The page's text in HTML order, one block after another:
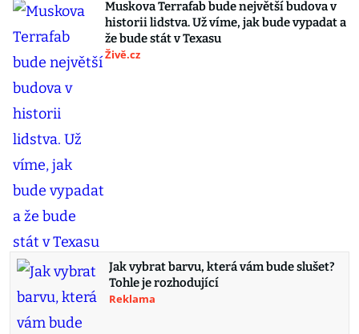
Muskova Terrafab bude největší budova v
historii lidstva. Už víme, jak bude vypadat a
že bude stát v Texasu
Živě.cz
Jak vybrat barvu, která vám bude slušet?
Tohle je rozhodující
Reklama